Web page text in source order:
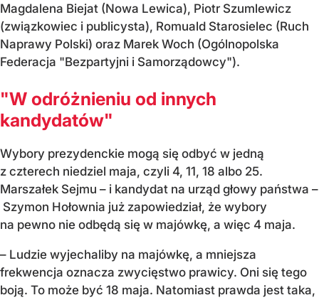
Magdalena Biejat (Nowa Lewica), Piotr Szumlewicz
(związkowiec i publicysta), Romuald Starosielec (Ruch
Naprawy Polski) oraz Marek Woch (Ogólnopolska
Federacja "Bezpartyjni i Samorządowcy").
"W odróżnieniu od innych
kandydatów"
Wybory prezydenckie mogą się odbyć w jedną
z czterech niedziel maja, czyli 4, 11, 18 albo 25.
Marszałek Sejmu – i kandydat na urząd głowy państwa –
Szymon Hołownia już zapowiedział, że wybory
na pewno nie odbędą się w majówkę, a więc 4 maja.
– Ludzie wyjechaliby na majówkę, a mniejsza
frekwencja oznacza zwycięstwo prawicy. Oni się tego
boją. To może być 18 maja. Natomiast prawda jest taka,